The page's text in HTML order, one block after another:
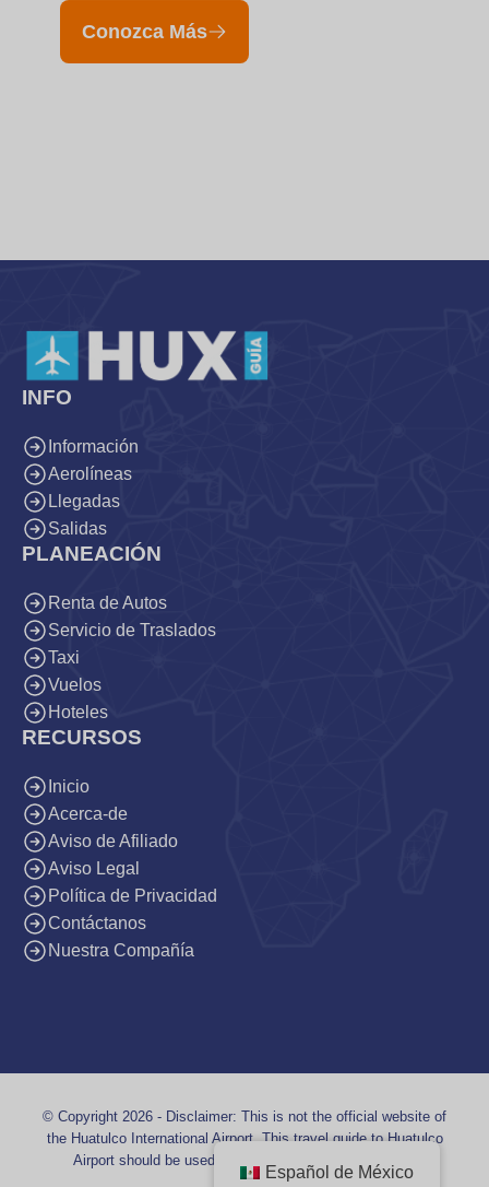
Conozca Más
INFO
Información
Aerolíneas
Llegadas
Salidas
PLANEACIÓN
Renta de Autos
Servicio de Traslados
Taxi
Vuelos
Hoteles
RECURSOS
Inicio
Acerca-de
Aviso de Afiliado
Aviso Legal
Política de Privacidad
Contáctanos
Nuestra Compañía
© Copyright 2026 - Disclaimer: This is not the official website of
the Huatulco International Airport. This travel guide to Huatulco
Airport should be used for informational purposes only.
Español de México